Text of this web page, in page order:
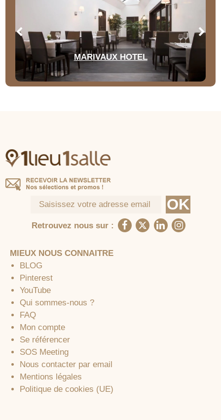
MARIVAUX HOTEL
Retrouvez nous sur :
MIEUX NOUS CONNAITRE
BLOG
Pinterest
YouTube
Qui sommes-nous ?
FAQ
Mon compte
Se référencer
SOS Meeting
Nous contacter par email
Mentions légales
Politique de cookies (UE)